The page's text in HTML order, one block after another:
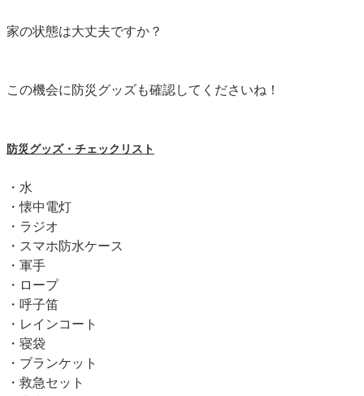
家の状態は大丈夫ですか？
この機会に防災グッズも確認してくださいね！
防災グッズ・チェックリスト
・水
・懐中電灯
・ラジオ
・スマホ防水ケース
・軍手
・ロープ
・呼子笛
・レインコート
・寝袋
・ブランケット
・救急セット